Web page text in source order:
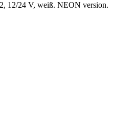
12/24 V, weiß. NEON version.